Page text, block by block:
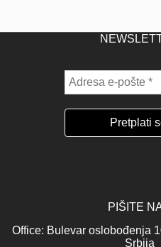
PIŠITE
Office: Bulevar oslobođenja
Srbija